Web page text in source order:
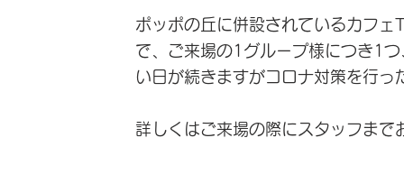
ポッポの丘に併設されているカフ
で、ご来場の1グループ様につき1
い日が続きますがコロナ対策を行
詳しくはご来場の際にスタッフまで